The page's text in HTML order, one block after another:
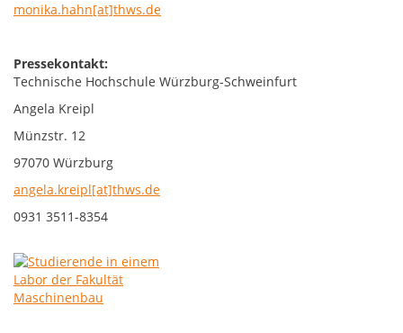
monika.hahn[at]thws.de
Pressekontakt:
Technische Hochschule Würzburg-Schweinfurt
Angela Kreipl
Münzstr. 12
97070 Würzburg
angela.kreipl[at]thws.de
0931 3511-8354